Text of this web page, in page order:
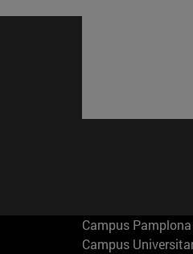
Campus Pamplona
Campus